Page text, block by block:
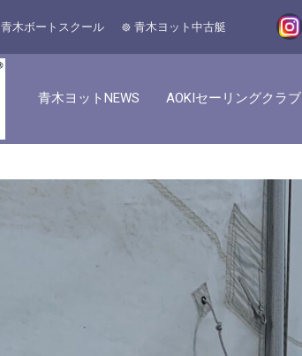
青木ボートスクール 青木ヨット中古艇
青木ヨットNEWS AOKIセーリングクラブ